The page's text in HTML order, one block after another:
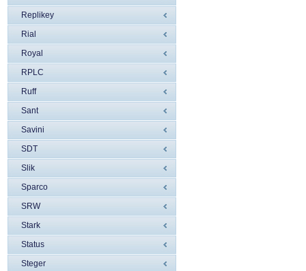
Replikey
Rial
Royal
RPLC
Ruff
Sant
Savini
SDT
Slik
Sparco
SRW
Stark
Status
Steger